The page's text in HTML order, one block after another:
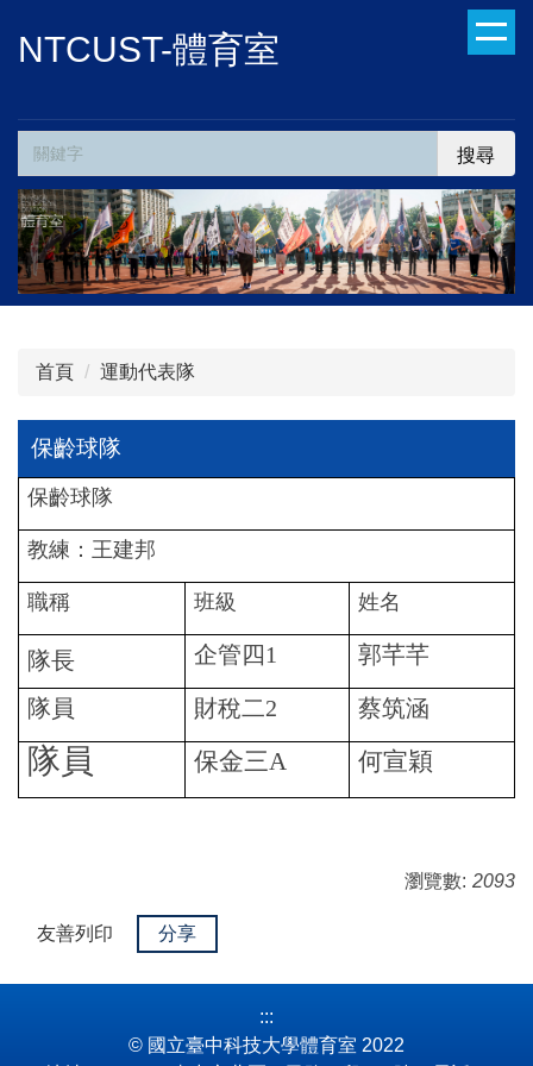
到
內
區
NTCUST-體育室
搜尋
首頁 運動代表隊
保齡球隊
保齡球隊
教練：王建邦
職稱 班級 姓名
隊長 企管四1 郭芊芊
隊員 財稅二2 蔡筑涵
隊員 保金三A 何宣穎
瀏覽數: 2093
友善列印 分享
:::
© 國立臺中科技大學體育室 2022